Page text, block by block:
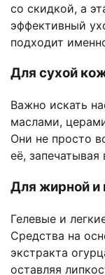
со скидкой, а
эффективный
подходит
Для сухой
Важно искать
маслами,
Они не просто
её, запечатывая
Для жирной и
Гелевые и
Средства на
экстракта
оставляя